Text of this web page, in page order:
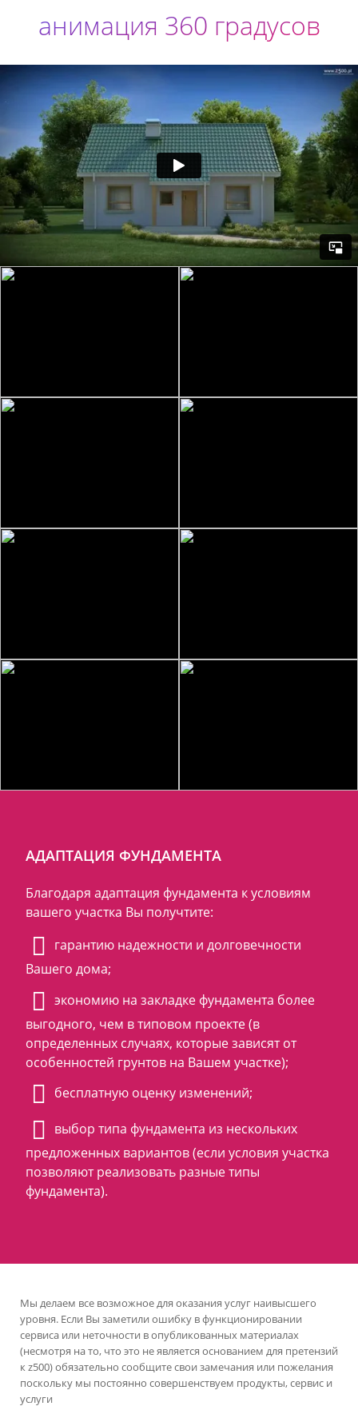
анимация 360 градусов
АДАПТАЦИЯ ФУНДАМЕНТА
Благодаря адаптация фундамента к условиям
вашего участка Вы получтите:
гарантию надежности и долговечности
Вашего дома;
экономию на закладке фундамента более
выгодного, чем в типовом проекте (в
определенных случаях, которые зависят от
особенностей грунтов на Вашем участке);
бесплатную оценку изменений;
выбор типа фундамента из нескольких
предложенных вариантов (если условия участка
позволяют реализовать разные типы
фундамента).
Мы делаем все возможное для оказания услуг наивысшего
уровня. Если Вы заметили ошибку в функционировании
сервиса или неточности в опубликованных материалах
(несмотря на то, что это не является основанием для претензий
к z500) обязательно сообщите свои замечания или пожелания
поскольку мы постоянно совершенствуем продукты, сервис и
услуги